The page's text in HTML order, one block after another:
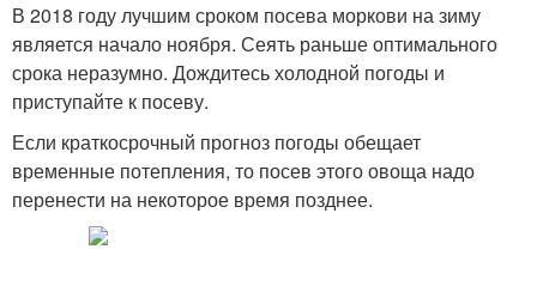
В 2018 году лучшим сроком посева моркови на зиму
является начало ноября. Сеять раньше оптимального
срока неразумно. Дождитесь холодной погоды и
приступайте к посеву.
Если краткосрочный прогноз погоды обещает
временные потепления, то посев этого овоща надо
перенести на некоторое время позднее.